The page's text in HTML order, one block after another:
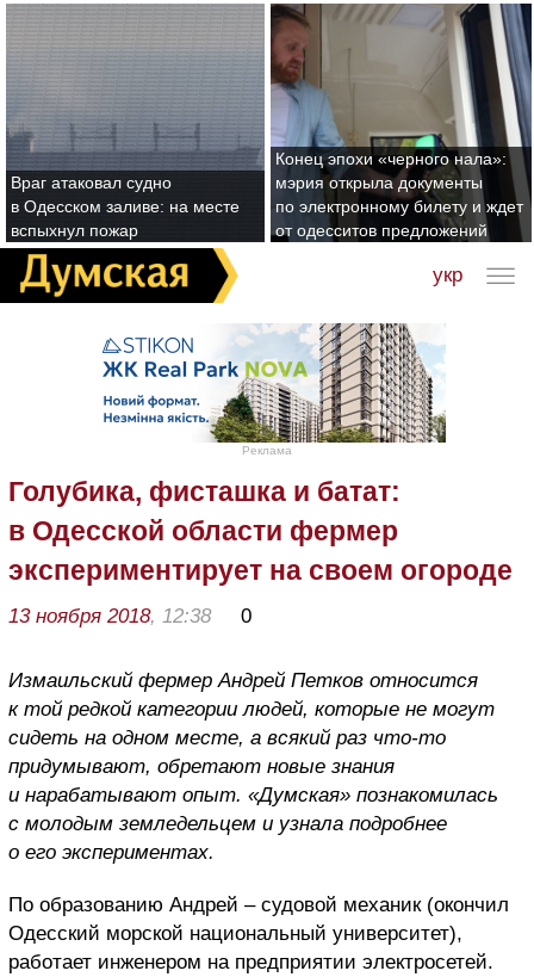
Враг атаковал судно
в Одесском заливе: на месте
вспыхнул пожар
Конец эпохи «черного нала»:
мэрия открыла документы
по электронному билету и ждет
от одесситов предложений
укр
Реклама
Голубика, фисташка и батат:
в Одесской области фермер
экспериментирует на своем огороде
13 ноября 2018, 12:38 0
Измаильский фермер Андрей Петков относится
к той редкой категории людей, которые не могут
сидеть на одном месте, а всякий раз что-то
придумывают, обретают новые знания
и нарабатывают опыт. «Думская» познакомилась
с молодым земледельцем и узнала подробнее
о его экспериментах.
По образованию Андрей – судовой механик (окончил
Одесский морской национальный университет),
работает инженером на предприятии электросетей.